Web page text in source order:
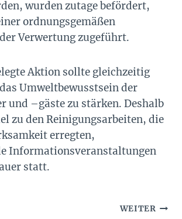
wurden zutage befördert,
ordnungsgemäßen
Verwertung zugeführt.
Aktion sollte gleichzeitig
Umweltbewusstsein der
und –gäste zu stärken. Deshalb
zu den Reinigungsarbeiten, die
erregten,
Informationsveranstaltungen
statt.
WEITER